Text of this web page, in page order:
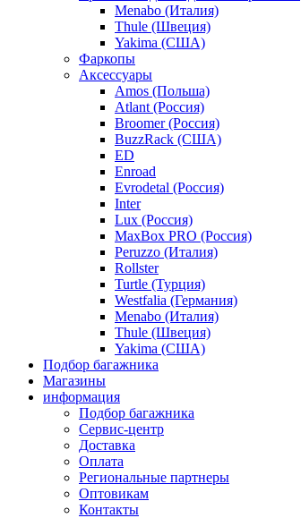
Menabo (Италия)
Thule (Швеция)
Yakima (США)
Фаркопы
Аксессуары
Amos (Польша)
Atlant (Россия)
Broomer (Россия)
BuzzRack (США)
ED
Enroad
Evrodetal (Россия)
Inter
Lux (Россия)
MaxBox PRO (Россия)
Peruzzo (Италия)
Rollster
Turtle (Турция)
Westfalia (Германия)
Menabo (Италия)
Thule (Швеция)
Yakima (США)
Подбор багажника
Магазины
информация
Подбор багажника
Сервис-центр
Доставка
Оплата
Региональные партнеры
Оптовикам
Контакты